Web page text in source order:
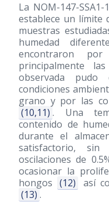
La NOM-147-
establece un límite
muestras
humedad
encontraron
principalmente
observada
condiciones
grano y por las
(10,11) . Una
contenido de
durante el
satisfactorio,
oscilaciones de
ocasionar la
hongos
(12)
así
(13) .